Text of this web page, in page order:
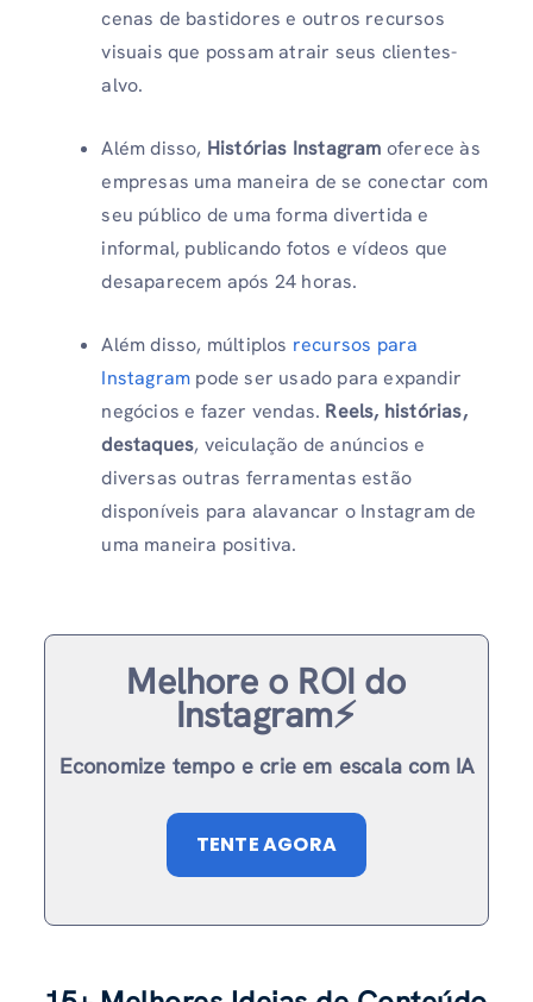
cenas de bastidores e outros recursos
visuais que possam atrair seus clientes-
alvo.
Além disso, Histórias Instagram oferece às
empresas uma maneira de se conectar com
seu público de uma forma divertida e
informal, publicando fotos e vídeos que
desaparecem após 24 horas.
Além disso, múltiplos recursos para
Instagram pode ser usado para expandir
negócios e fazer vendas. Reels, histórias,
destaques, veiculação de anúncios e
diversas outras ferramentas estão
disponíveis para alavancar o Instagram de
uma maneira positiva.
Melhore o ROI do
Instagram⚡️
Economize tempo e crie em escala com IA
TENTE AGORA